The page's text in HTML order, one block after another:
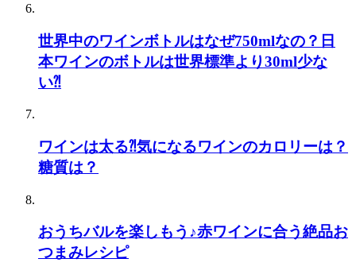
世界中のワインボトルはなぜ750mlなの？日
本ワインのボトルは世界標準より30ml少な
い⁈
ワインは太る⁈気になるワインのカロリーは？
糖質は？
おうちバルを楽しもう♪赤ワインに合う絶品お
つまみレシピ